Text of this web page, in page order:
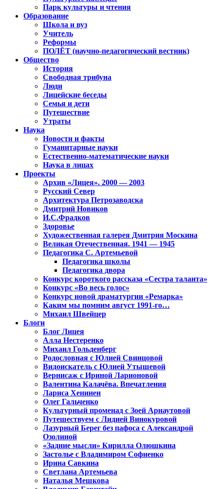
Парк культуры и чтения
Образование
Школа и вуз
Учитель
Реформы
ПОЛЁТ (научно-педагогический вестник)
Общество
История
Свободная трибуна
Люди
Лицейские беседы
Семья и дети
Путешествие
Утраты
Наука
Новости и факты
Гуманитарные науки
Естественно-математические науки
Наука в лицах
Проекты
Архив «Лицея». 2000 — 2003
Русский Север
Архитектура Петрозаводска
Дмитрий Новиков
И.С.Фрадков
Здоровье
Художественная галерея Дмитрия Москина
Великая Отечественная. 1941 — 1945
Педагогика С. Артемьевой
Педагогика школы
Педагогика двора
Конкурс короткого рассказа «Сестра таланта»
Конкурс «Во весь голос»
Конкурс новой драматургии «Ремарка»
Каким мы помним август 1991-го…
Михаил Швейцер
Блоги
Блог Лицея
Алла Нестеренко
Михаил Гольденберг
Родословная с Юлией Свинцовой
Видоискатель с Юлией Утышевой
Вернисаж с Ириной Ларионовой
Валентина Калачёва. Впечатления
Лариса Хенинен
Олег Гальченко
Культурный променад с Зоей Арнаутовой
Путешествуем с Лидией Винокуровой
Лазурный Берег без пафоса с Александрой
Озолиной
«Задние мысли» Кирилла Олюшкина
Застолье с Владимиром Софиенко
Ирина Савкина
Светлана Артемьева
Наталья Мешкова